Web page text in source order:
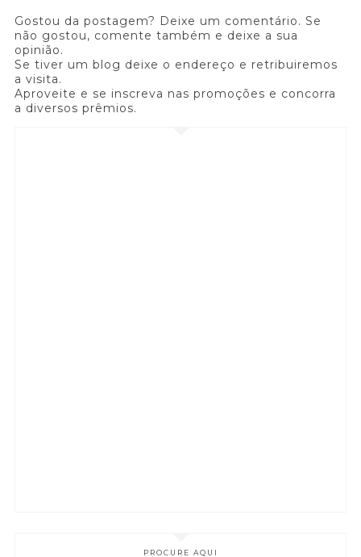
Gostou da postagem? Deixe um comentário. Se
não gostou, comente também e deixe a sua
opinião.
Se tiver um blog deixe o endereço e retribuiremos
a visita.
Aproveite e se inscreva nas promoções e concorra
a diversos prêmios.
PROCURE AQUI